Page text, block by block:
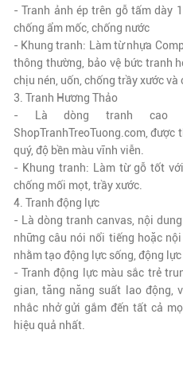
- Tranh ảnh ép trên gỗ tấm dày
chống ẩm mốc, chống nước
- Khung tranh: Làm từ nhựa
thông thường, bảo vệ bức tranh
chịu nén, uốn, chống trầy xước và
3. Tranh Hương Thảo
- Là dòng tranh cao
ShopTranhTreoTuong.com, được
quý, độ bền màu vĩnh viễn.
- Khung tranh: Làm từ gỗ tốt
chống mối mọt, trầy xước.
4. Tranh động lực
- Là dòng tranh canvas, nội
những câu nói nổi tiếng hoặc
nhằm tạo động lực sống, động
- Tranh động lực màu sắc trẻ
gian, tăng năng suất lao động,
nhắc nhở gửi gắm đến tất cả
hiệu quả nhất.